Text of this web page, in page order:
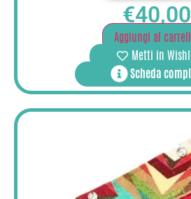
€40,00
Aggiungi al
Metti in
Scheda